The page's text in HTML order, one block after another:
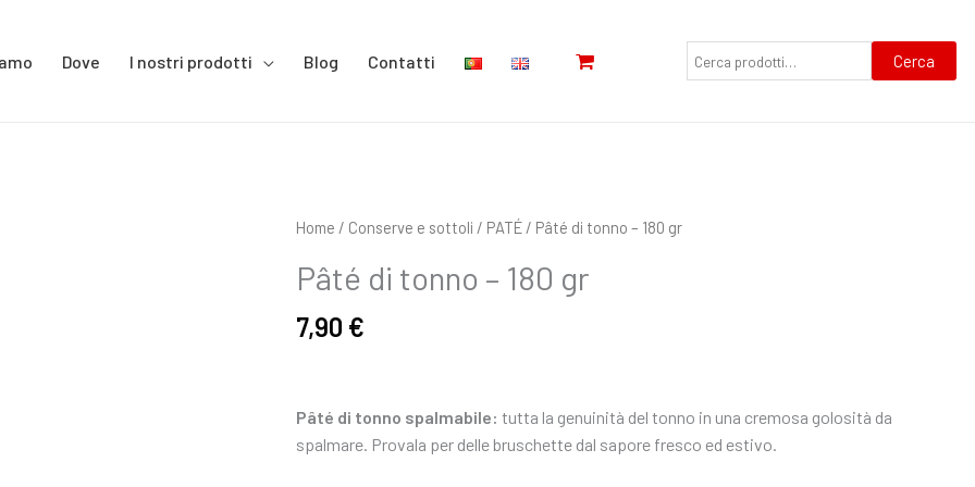
Dove I nostri prodotti Blog Contatti Cerca
Home / Conserve e sottoli / PATÉ/ Pâté di tonno – 180 gr
Pâté di tonno – 180 gr
7,90 €
Pâté di tonno spalmabile: tutta la genuinità del tonno in una cremosa golosità da
spalmare. Provala per delle bruschette dal sapore fresco ed estivo.
Pâté
tonno
180